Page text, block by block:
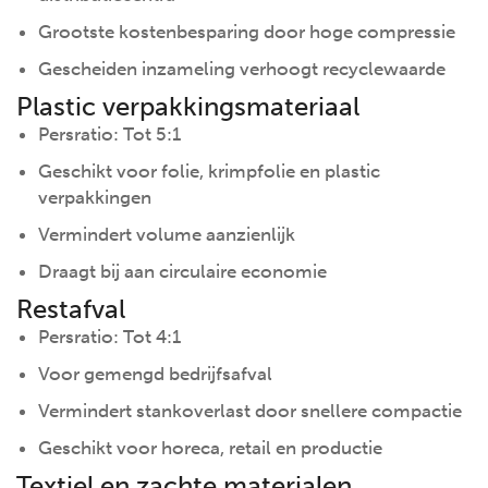
Grootste kostenbesparing door hoge compressie
Gescheiden inzameling verhoogt recyclewaarde
Plastic verpakkingsmateriaal
Persratio: Tot 5:1
Geschikt voor folie, krimpfolie en plastic
verpakkingen
Vermindert volume aanzienlijk
Draagt bij aan circulaire economie
Restafval
Persratio: Tot 4:1
Voor gemengd bedrijfsafval
Vermindert stankoverlast door snellere compactie
Geschikt voor horeca, retail en productie